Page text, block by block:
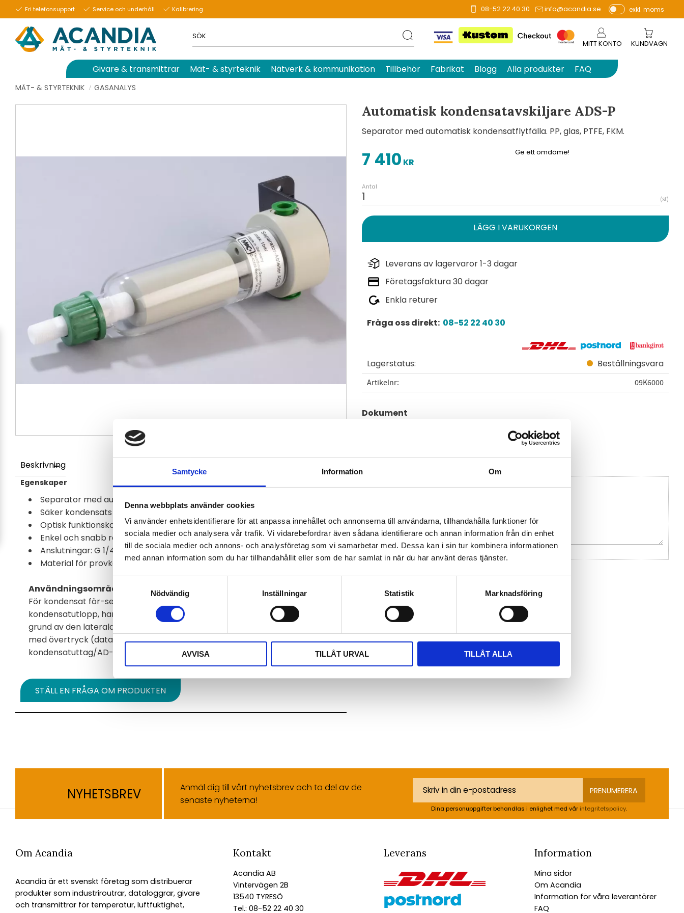
Samtycke Information Om
Denna webbplats använder cookies
Vi använder enhetsidentifierare för att anpassa innehållet och annonserna till användarna, tillhandahålla funktioner för
sociala medier och analysera vår trafik. Vi vidarebefordrar även sådana identifierare och annan information från din enhet
till de sociala medier och annons- och analysföretag som vi samarbetar med. Dessa kan i sin tur kombinera informationen
med annan information som du har tillhandahållit eller som de har samlat in när du har använt deras tjänster.
Nödvändig
Inställningar Statistik Marknadsföring
AVVISA TILLÅT URVAL TILLÅT ALLA
Fri telefonsupport Service och underhåll Kalibrering 08-52 22 40 30 info@acandia.se
P
e
r
vi
s
exkl. moms
MITT KONTO KUNDVAGN
Givare & transmittrar Mät- & styrteknik Nätverk & kommunikation Tillbehör Fabrikat Blogg Alla produkter FAQ
MÄT- & STYRTEKNIK GASANALYS
Automatisk kondensatavskiljare ADS-P
Separator med automatisk kondensatflytfälla. PP, glas, PTFE, FKM.
7 410 KR
Antal
st
Leverans av lagervaror 1-3 dagar
Företagsfaktura 30 dagar
Enkla returer
Fråga oss direkt: 08-52 22 40 30
Lagerstatus Beställningsvara
Artikelnr 09K6000
Dokument
Ge ett omdöme!
Beskrivning
Egenskaper
Separator med automatisk kondensatflytfälla
Säker kondensats tömning och separation
Optisk funktionskontroll
Enkel och snabb rengöring
Anslutningar: G 1/4"
Material för provkontakt: PP, glas, PTFE, FKM
Användningsområden
För kondensat för-separation i mättat gasflöde med samtidig
kondensatutlopp, har dräneringar av typ ADS en extra separatorfunktion på
grund av den laterala gasanslutningen. Dräneringarna kan endast användas
med övertryck (datablad ADS-SS, se kondensatuttag/flytande
kondensatuttag/AD-SS).
STÄLL EN FRÅGA OM PRODUKTEN
Baserat på 0 betyg.
Du
Bli den första att lämna ett omdöme.
NYHETSBREV
Anmäl dig till vårt nyhetsbrev och ta del av de
senaste nyheterna!
PRENUMERERA
Dina personuppgifter behandlas i enlighet med vår integritetspolicy.
Om Acandia
Acandia är ett svenskt företag som distribuerar
produkter som industriroutrar, dataloggrar, givare
och transmittrar för temperatur, luftfuktighet,
Kontakt
Acandia AB
Vintervägen 2B
13540 TYRESÖ
Tel.: 08-52 22 40 30
Leverans Information
Mina sidor
Om Acandia
Information för våra leverantörer
FAQ